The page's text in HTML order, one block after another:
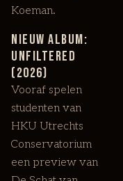
Koeman.
Nieuw album:
Unfiltered
(2026)
Vooraf spelen
studenten van
HKU Utrechts
Conservatorium
een preview van